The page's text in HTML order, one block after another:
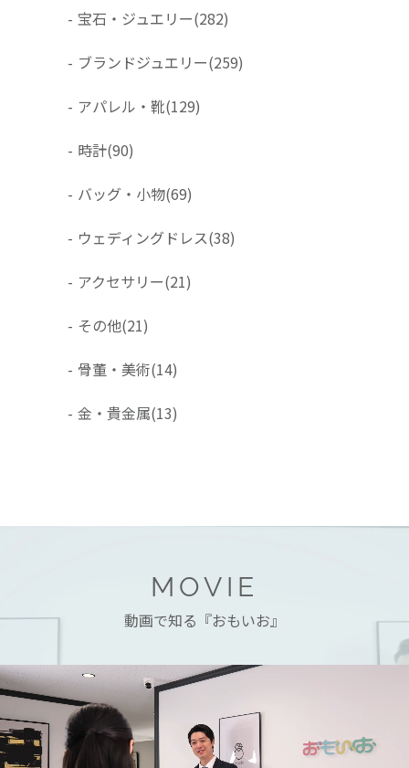
- 宝石・ジュエリー(282)
- ブランドジュエリー(259)
- アパレル・靴(129)
- 時計(90)
- バッグ・小物(69)
- ウェディングドレス(38)
- アクセサリー(21)
- その他(21)
- 骨董・美術(14)
- 金・貴金属(13)
MOVIE
動画で知る『おもいお』